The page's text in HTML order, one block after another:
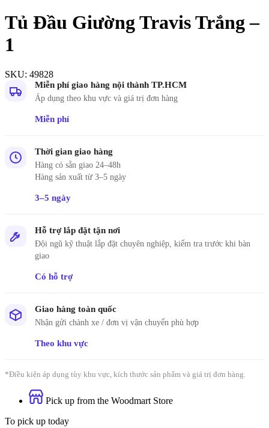
Tủ Đầu Giường Travis Trắng –
1
SKU: 49828
Miễn phí giao hàng nội thành TP.HCM
Áp dụng theo khu vực và giá trị đơn hàng
Miễn phí
Thời gian giao hàng
Hàng có sẵn giao 24–48h
Hàng sản xuất từ 3–5 ngày
3–5 ngày
Hỗ trợ lắp đặt tận nơi
Đội ngũ kỹ thuật lắp đặt chuyên nghiệp, kiểm tra trước khi bàn
giao
Có hỗ trợ
Giao hàng toàn quốc
Nhận gửi chành xe / đơn vị vận chuyển phù hợp
Theo khu vực
*Điều kiện áp dụng tùy khu vực, kích thước sản phẩm và giá trị đơn hàng.
Pick up from the Woodmart Store
To pick up today